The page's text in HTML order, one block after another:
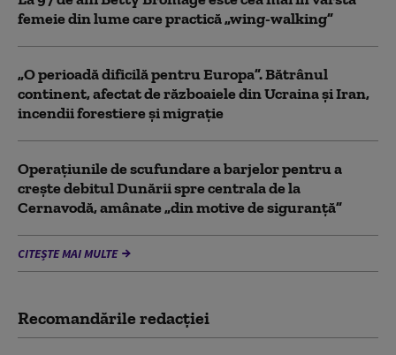
femeie din lume care practică „wing-walking”
„O perioadă dificilă pentru Europa”. Bătrânul
continent, afectat de războaiele din Ucraina și Iran,
incendii forestiere și migrație
Operaţiunile de scufundare a barjelor pentru a
creşte debitul Dunării spre centrala de la
Cernavodă, amânate „din motive de siguranţă”
CITEȘTE MAI MULTE
Recomandările redacţiei